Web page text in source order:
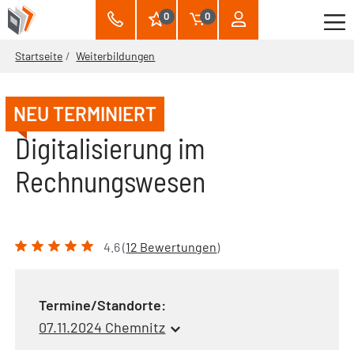
0 0
Startseite Weiterbildungen
NEU TERMINIERT
Digitalisierung im
Rechnungswesen
4.6 (12 Bewertungen)
Termine/Standorte:
07.11.2024 Chemnitz